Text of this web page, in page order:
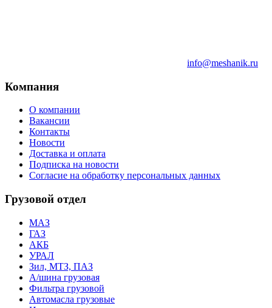
info@meshanik.ru
Компания
О компании
Вакансии
Контакты
Новости
Доставка и оплата
Подписка на новости
Согласие на обработку персональных данных
Грузовой отдел
МАЗ
ГАЗ
АКБ
УРАЛ
Зил, МТЗ, ПАЗ
А/шина грузовая
Фильтра грузовой
Автомасла грузовые